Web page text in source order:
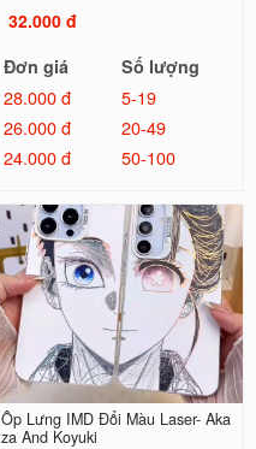
32.000 đ
Đơn giá
Số lượng
28.000 đ
5-19
26.000 đ
20-49
24.000 đ
50-100
Ốp Lưng IMD Đổi Màu Laser- Aka
za And Koyuki